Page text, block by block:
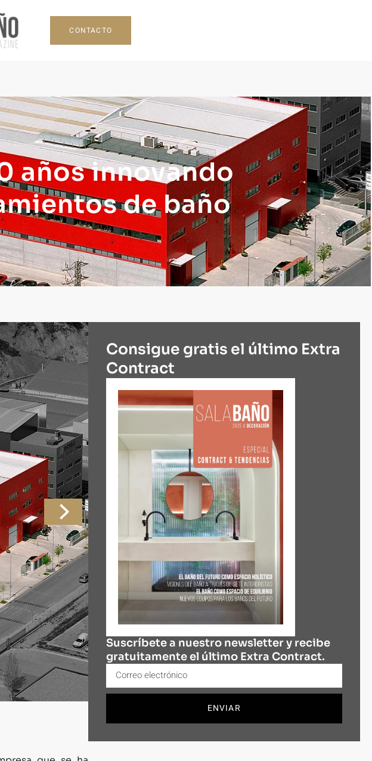
CONTACTO
años innovando
de baño
Consigue gratis el último Extra
Contract
Suscríbete a nuestro newsletter y recibe
gratuitamente el último Extra Contract.
ENVIAR